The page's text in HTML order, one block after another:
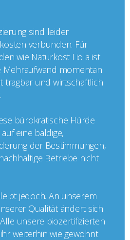
sind leider
verbunden. Für
wie Naturkost Liola ist
Mehraufwand momentan
tragbar und wirtschaftlich
bürokratische Hürde
eine baldige,
der Bestimmungen,
Betriebe nicht
jedoch. An unserem
Qualität ändert sich
unsere biozertifizierten
weiterhin wie gewohnt